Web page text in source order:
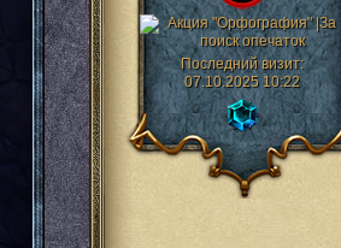
Последний визит:
07.10.2025 10:22